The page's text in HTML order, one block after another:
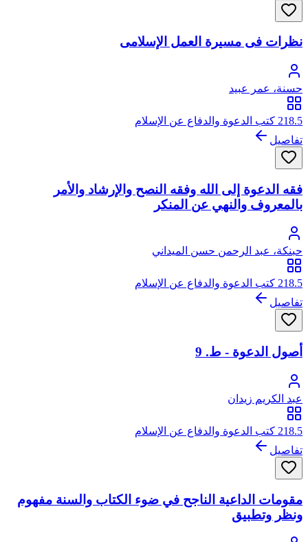
نظرات فى مسيرة العمل الإسلامى
حسنة، عمر عبيد
218.5 كتب الدعوة والدفاع عن الإسلام
تفاصيل
فقه الدعوة إلى الله وفقه النصح والإرشاد والأمر
بالمعروف والنهي عن المنكر
حبنكة، عبد الرحمن حسن الميداني
218.5 كتب الدعوة والدفاع عن الإسلام
تفاصيل
أصول الدعوة - ط. 9
عبد الكريم زيدان
218.5 كتب الدعوة والدفاع عن الإسلام
تفاصيل
مقومات الداعية الناجح في ضوء الكتاب والسنة مفهوم
ونظر وتطبيق